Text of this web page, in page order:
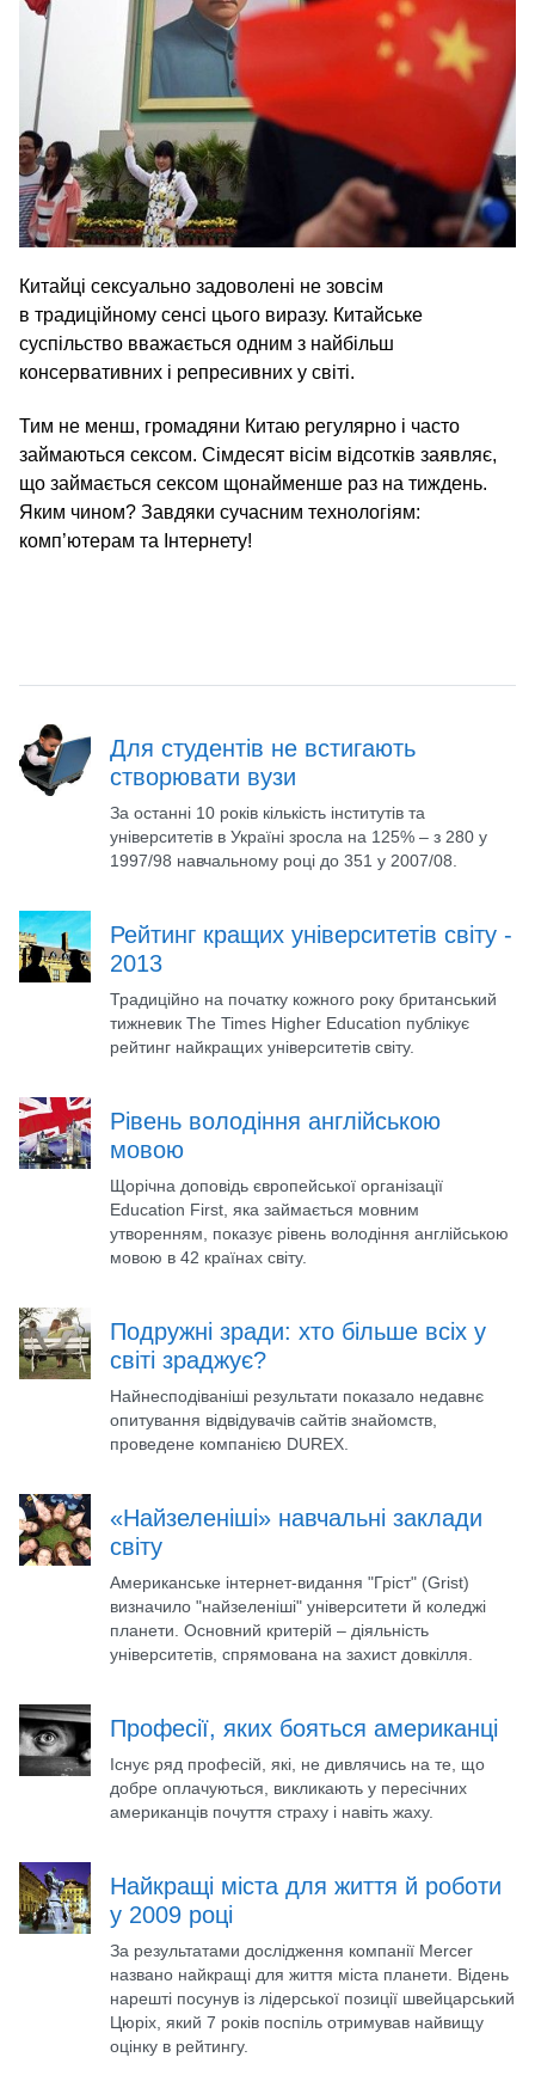
Китайці сексуально задоволені не зовсім
в традиційному сенсі цього виразу. Китайське
суспільство вважається одним з найбільш
консервативних і репресивних у світі.
Тим не менш, громадяни Китаю регулярно і часто
займаються сексом. Сімдесят вісім відсотків заявляє,
що займається сексом щонайменше раз на тиждень.
Яким чином? Завдяки сучасним технологіям:
комп’ютерам та Інтернету!
Для студентів не встигають
створювати вузи
За останні 10 років кількість інститутів та
університетів в Україні зросла на 125% – з 280 у
1997/98 навчальному році до 351 у 2007/08.
Рейтинг кращих університетів світу -
2013
Традиційно на початку кожного року британський
тижневик The Times Higher Education публікує
рейтинг найкращих університетів світу.
Рівень володіння англійською
мовою
Щорічна доповідь європейської організації
Education First, яка займається мовним
утворенням, показує рівень володіння англійською
мовою в 42 країнах світу.
Подружні зради: хто більше всіх у
світі зраджує?
Найнесподіваніші результати показало недавнє
опитування відвідувачів сайтів знайомств,
проведене компанією DUREX.
«Найзеленіші» навчальні заклади
світу
Американське інтернет-видання "Гріст" (Grist)
визначило "найзеленіші" університети й коледжі
планети. Основний критерій – діяльність
університетів, спрямована на захист довкілля.
Професії, яких бояться американці
Існує ряд професій, які, не дивлячись на те, що
добре оплачуються, викликають у пересічних
американців почуття страху і навіть жаху.
Найкращі міста для життя й роботи
у 2009 році
За результатами дослідження компанії Mercer
названо найкращі для життя міста планети. Відень
нарешті посунув із лідерської позиції швейцарський
Цюріх, який 7 років поспіль отримував найвищу
оцінку в рейтингу.